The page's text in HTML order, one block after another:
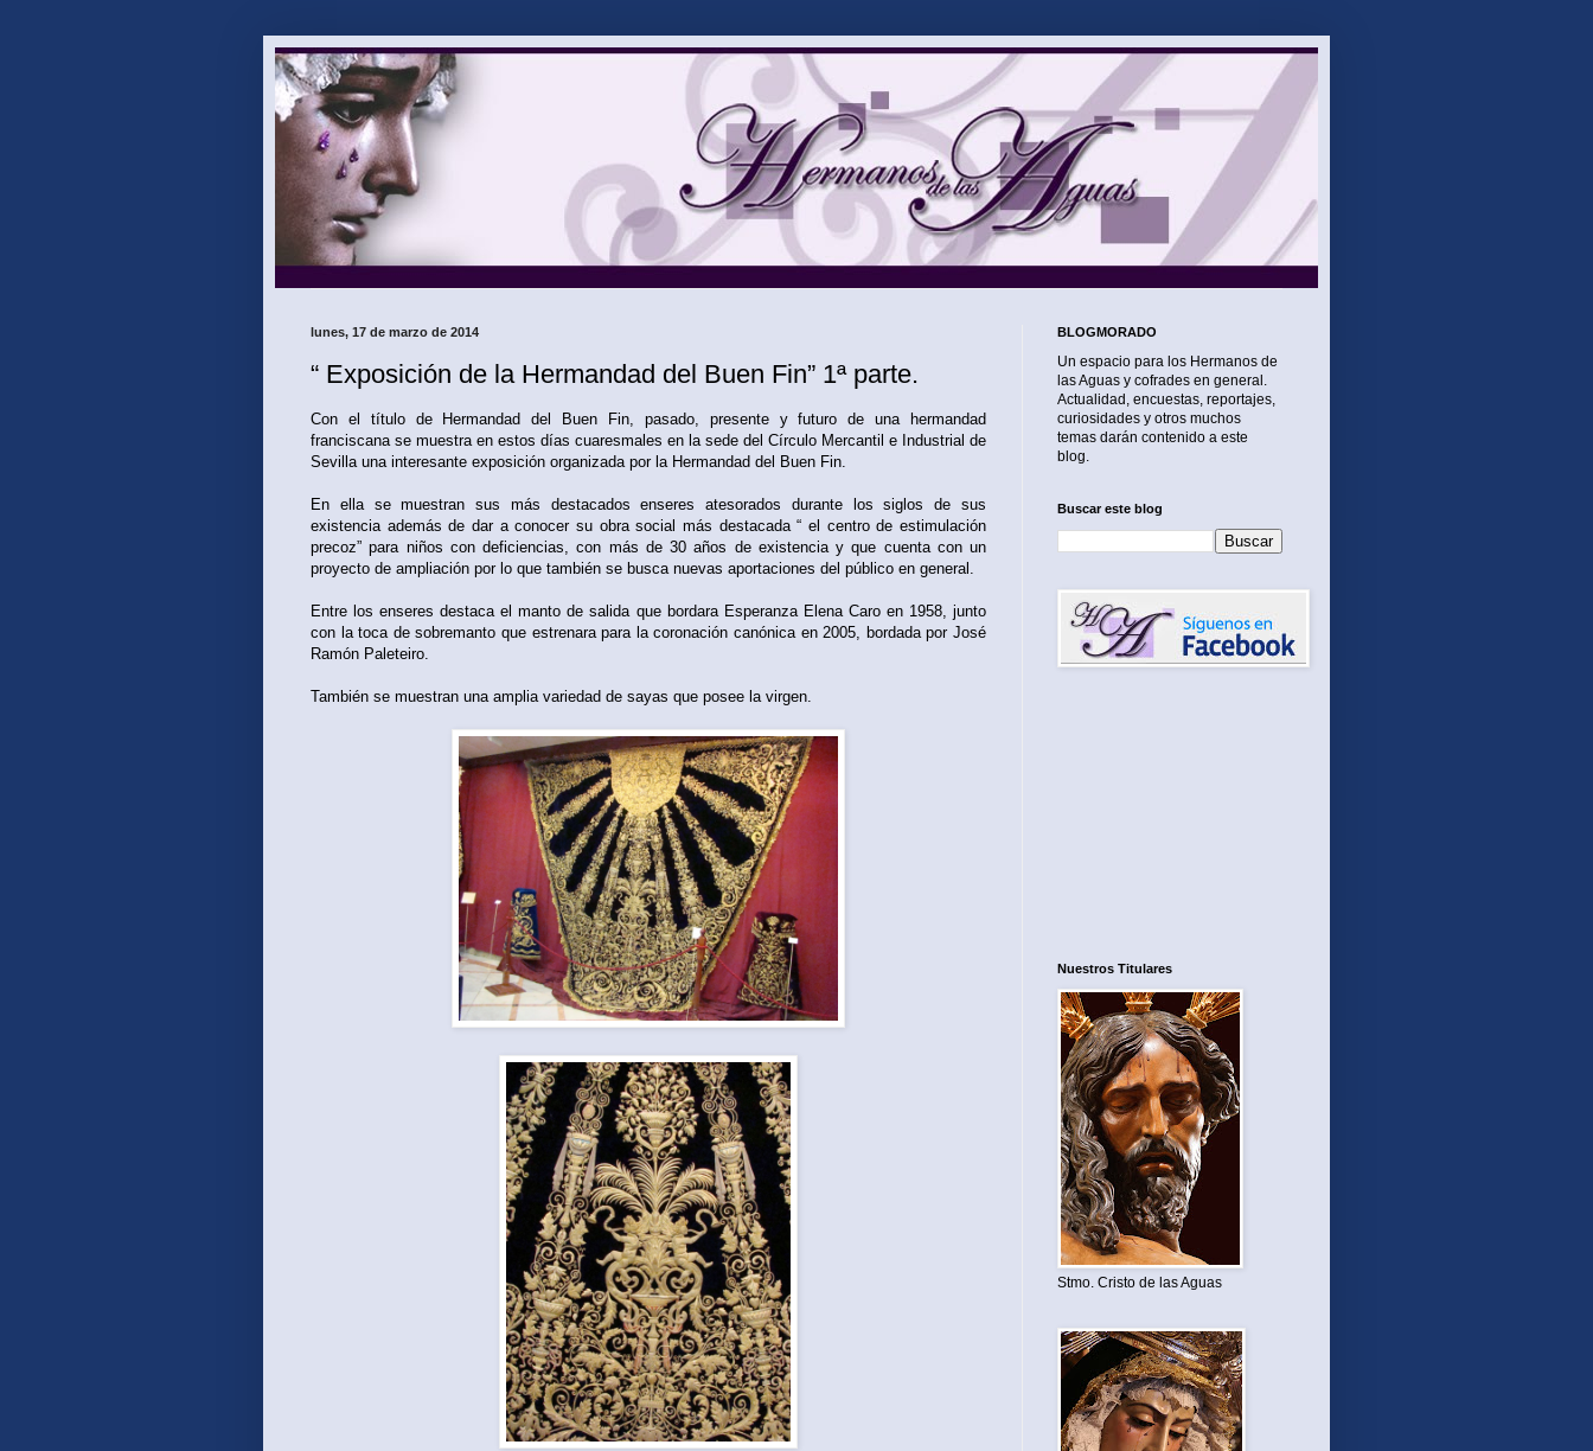
lunes, 17 de marzo de 2014
“ Exposición de la Hermandad del Buen Fin” 1ª parte.
Con el título de Hermandad del Buen Fin, pasado, presente y futuro de una hermandad
franciscana se muestra en estos días cuaresmales en la sede del Círculo Mercantil e Industrial de
Sevilla una interesante exposición organizada por la Hermandad del Buen Fin.
En ella se muestran sus más destacados enseres atesorados durante los siglos de sus
existencia además de dar a conocer su obra social más destacada “ el centro de estimulación
precoz” para niños con deficiencias, con más de 30 años de existencia y que cuenta con un
proyecto de ampliación por lo que también se busca nuevas aportaciones del público en general.
Entre los enseres destaca el manto de salida que bordara Esperanza Elena Caro en 1958, junto
con la toca de sobremanto que estrenara para la coronación canónica en 2005, bordada por José
Ramón Paleteiro.
También se muestran una amplia variedad de sayas que posee la virgen.
BLOGMORADO
Un espacio para los Hermanos de
las Aguas y cofrades en general.
Actualidad, encuestas, reportajes,
curiosidades y otros muchos
temas darán contenido a este
blog.
Buscar este blog
Nuestros Titulares
Stmo. Cristo de las Aguas